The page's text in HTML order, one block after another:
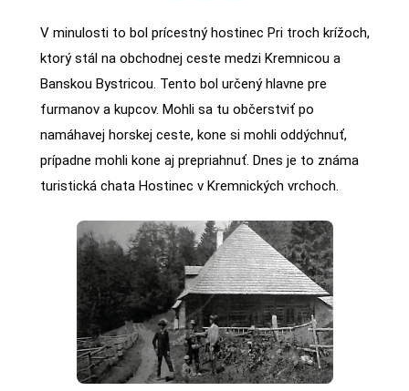
V minulosti to bol prícestný hostinec Pri troch krížoch,
ktorý stál na obchodnej ceste medzi Kremnicou a
Banskou Bystricou. Tento bol určený hlavne pre
furmanov a kupcov. Mohli sa tu občerstviť po
namáhavej horskej ceste, kone si mohli oddýchnuť,
prípadne mohli kone aj prepriahnuť. Dnes je to známa
turistická chata Hostinec v Kremnických vrchoch.